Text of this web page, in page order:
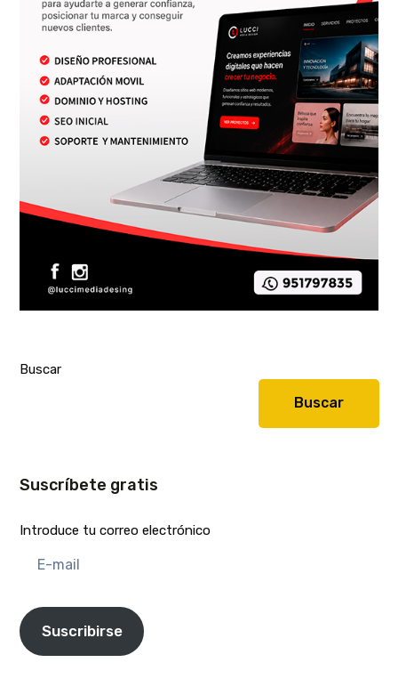
Buscar
Buscar
Suscríbete gratis
Introduce tu correo electrónico
mail
Suscribirse